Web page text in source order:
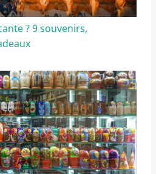
? 9 souvenirs,